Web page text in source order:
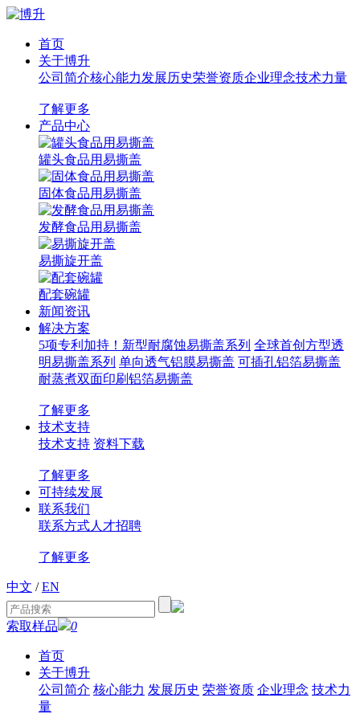
首页
关于博升
公司简介核心能力发展历史荣誉资质企业理念技术力量
了解更多
产品中心
罐头食品用易撕盖
固体食品用易撕盖
发酵食品用易撕盖
易撕旋开盖
配套碗罐
新闻资讯
解决方案
5项专利加持！新型耐腐蚀易撕盖系列 全球首创方型透
明易撕盖系列 单向透气铝膜易撕盖 可插孔铝箔易撕盖
耐蒸煮双面印刷铝箔易撕盖
了解更多
技术支持
技术支持 资料下载
了解更多
可持续发展
联系我们
联系方式人才招聘
了解更多
中文 / EN
索取样品 0
首页
关于博升
公司简介 核心能力 发展历史 荣誉资质 企业理念 技术力
量